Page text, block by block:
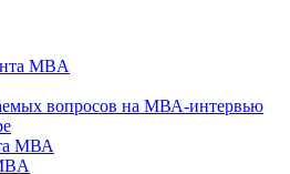
MBA
вопросов на МВА-интервью
МВА